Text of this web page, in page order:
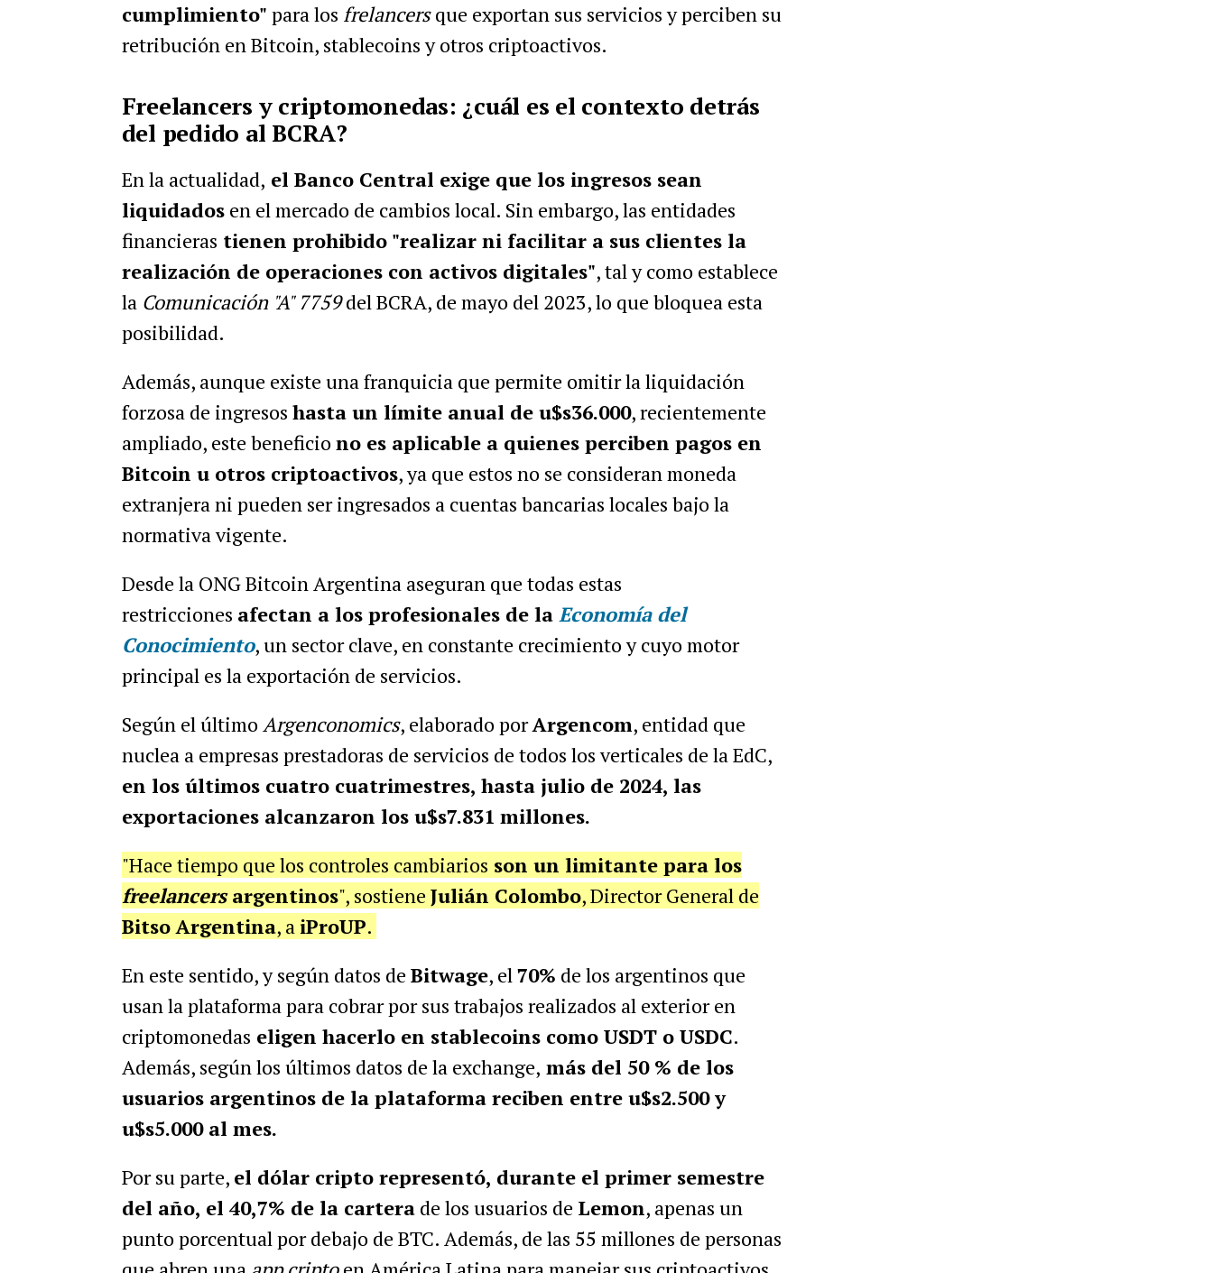
cumplimiento" para los frelancersque exportan sus servicios y perciben su
retribución en Bitcoin, stablecoins y otros criptoactivos.
Freelancers y criptomonedas: ¿cuál es el contexto detrás
del pedido al BCRA?
En la actualidad, el Banco Central exige que los ingresos sean
liquidadosen el mercado de cambios local. Sin embargo, las entidades
financieras tienen prohibido "realizar ni facilitar a sus clientes la
realización de operaciones con activos digitales", tal y como establece
la Comunicación "A" 7759del BCRA, de mayo del 2023, lo que bloquea esta
posibilidad.
Además, aunque existe una franquicia que permite omitir la liquidación
forzosa de ingresos hasta un límite anual de u$s36.000, recientemente
ampliado, este beneficio no es aplicable a quienes perciben pagos en
Bitcoin u otros criptoactivos, ya que estos no se consideran moneda
extranjera ni pueden ser ingresados a cuentas bancarias locales bajo la
normativa vigente.
Desde la ONG Bitcoin Argentina aseguran que todas estas
restricciones afectan a los profesionales de la Economía del
Conocimiento, un sector clave, en constante crecimiento y cuyo motor
principal es la exportación de servicios.
Según el último Argenconomics, elaborado porArgencom, entidad que
nuclea a empresas prestadoras de servicios de todos los verticales de la EdC,
en los últimos cuatro cuatrimestres, hasta julio de 2024, las
exportaciones alcanzaron los u$s7.831 millones.
"Hace tiempo que los controles cambiarios son un limitante para los
freelancersargentinos", sostiene Julián Colombo, Director General de
Bitso Argentina, a iProUP.
En este sentido, y según datos de Bitwage, el70% de los argentinos que
usan la plataforma para cobrar por sus trabajos realizados al exterior en
criptomonedas eligen hacerlo en stablecoins como USDT o USDC.
Además, según los últimos datos de la exchange, más del 50 % de los
usuarios argentinos de la plataforma reciben entre u$s2.500 y
u$s5.000 al mes.
Por su parte, el dólar cripto representó, durante el primer semestre
del año, el 40,7% de la carterade los usuarios de Lemon, apenas un
punto porcentual por debajo de BTC. Además, de las 55 millones de personas